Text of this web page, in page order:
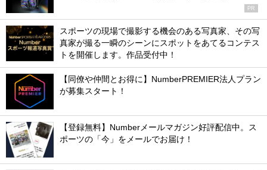
PR
スポーツの現場で撮影する機会のある写真家、その写
真家が撮る一瞬のシーンにスポットをあてるコンテス
トを開催します。作品受付中！
【同僚や仲間とお得に】NumberPREMIER法人プラン
が募集スタート！
【登録無料】Numberメールマガジン好評配信中。ス
ポーツの「今」をメールでお届け！